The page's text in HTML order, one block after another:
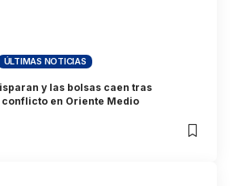
ÚLTIMAS NOTICIAS
y las bolsas caen tras
en Oriente Medio